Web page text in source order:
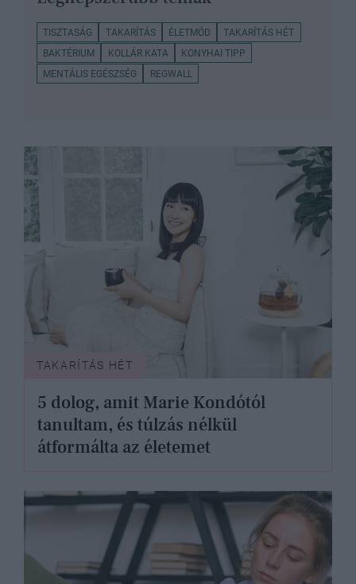
TISZTASÁG TAKARÍTÁS ÉLETMÓD
TAKARÍTÁS HÉT
BAKTÉRIUM
KOLLÁR KATA
KONYHAI TIPP
MENTÁLIS EGÉSZSÉG
REGWALL
TAKARÍTÁS HÉT
5 dolog, amit Marie Kondótól
tanultam, és túlzás nélkül
átformálta az életemet